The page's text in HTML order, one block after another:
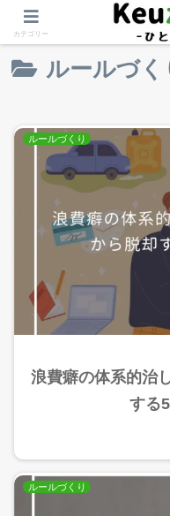
ホーム 自分軸を作る
ルールづく
ルールづくり
浪費癖の体系的治
する
ルールづくり
カテゴリー